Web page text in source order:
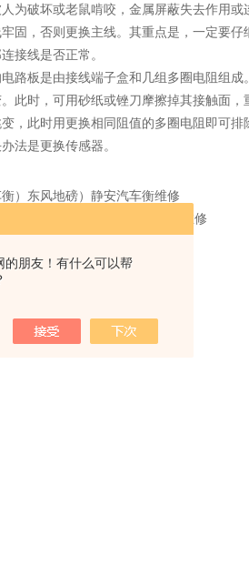
的朋友！有什么可以帮
为破坏或老鼠啃咬，金属屏蔽失去作用
固，否则更换主线。其重点是，一定要
接线是否正常。
路板是由接线端子盒和几组多圈电阻组
此时，可用砂纸或锉刀摩擦掉其接触面
，此时用更换相同阻值的多圈电阻即可排
法是更换传感器。
）东风地磅）静安汽车衡维修
润州100吨地磅）港闸轨道衡器维修